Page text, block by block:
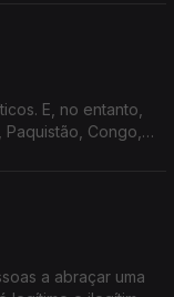
E, no entanto,
Congo,
a abraçar uma